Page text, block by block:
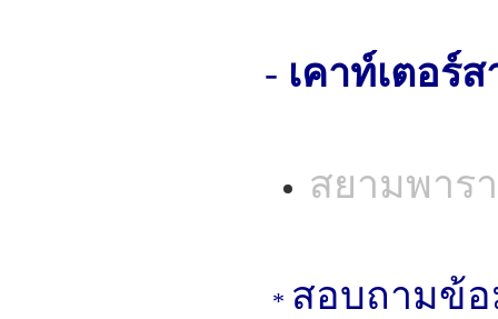
- เคาท์เตอร์
สยามพาร
* สอบถามข้อ